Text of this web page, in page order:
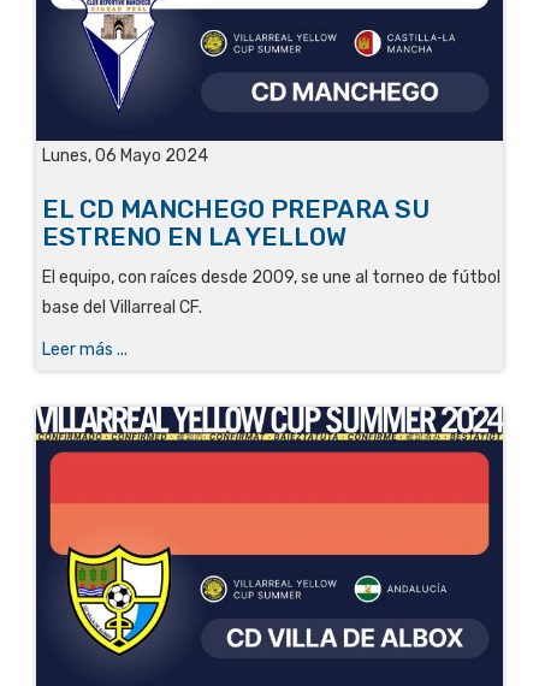
Lunes, 06 Mayo 2024
EL CD MANCHEGO PREPARA SU
ESTRENO EN LA YELLOW
El equipo, con raíces desde 2009, se une al torneo de fútbol
base del Villarreal CF.
Leer más ...